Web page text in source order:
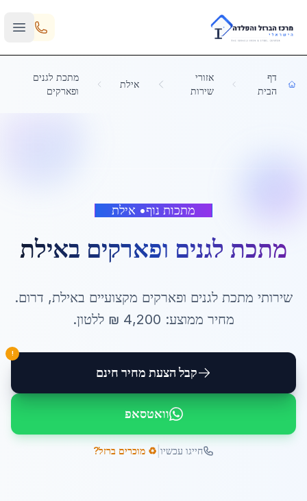
Skip to main content
דף
הבית
אזורי
שירות
אילת
מתכת לגנים
ופארקים
מתכות נוף• אילת
מתכת לגנים ופארקים באילת
שירותי מתכת לגנים ופארקים מקצועיים באילת, דרום.
מחיר ממוצע: 4,200 ₪ ללטון.
קבל הצעת מחיר חינם
!
וואטסאפ
חייגו עכשיו ♻️ מוכרים ברזל?